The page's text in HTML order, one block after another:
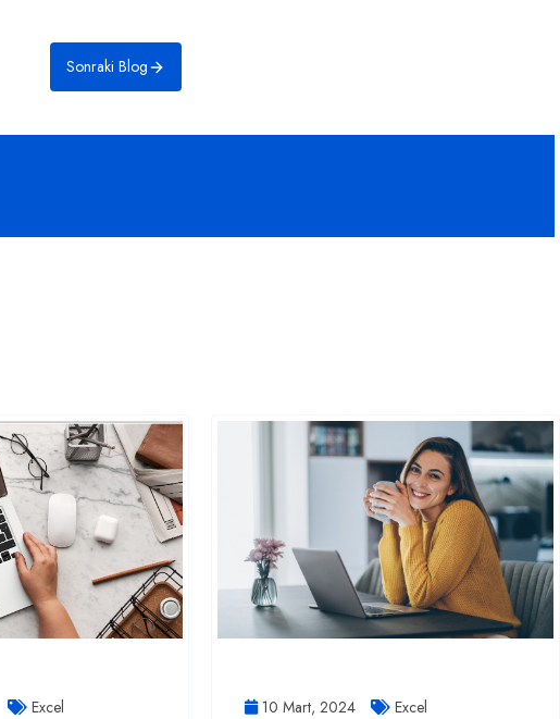
Sonraki Blog
Excel 10 Mart, 2024 Excel